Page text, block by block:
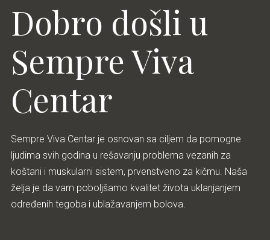
Dobro došli u
Sempre Viva
Centar
Sempre Viva Centar je osnovan sa ciljem da pomogne
ljudima svih godina u rešavanju problema vezanih za
koštani i muskularni sistem, prvenstveno za kičmu. Naša
želja je da vam poboljšamo kvalitet života uklanjanjem
određenih tegoba i ublažavanjem bolova.